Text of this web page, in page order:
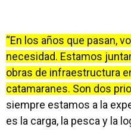
“En los años que pasan,
necesidad. Estamos
obras de infraestructura
catamaranes. Son dos
siempre estamos a la
es la carga, la pesca y la